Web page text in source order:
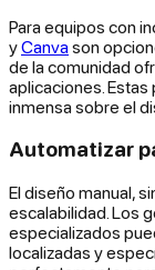
Para equipos con
yCanva son
de la comunidad
aplicaciones.
inmensa sobre el
Automatizar
El diseño manual,
escalabilidad. Los
especializados
localizadas y